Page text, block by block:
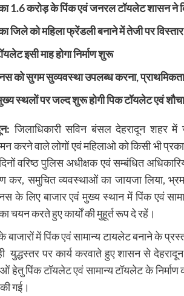
1.6 करोड़ के पिंक एवं जनरल टॉयलेट शासन ने
जिले को महिला फ्रेंडली बनाने में तेजी पर विस्तार
इसी माह होगा निर्माण शुरू
को सुगम सुव्यवस्था उपलब्ध करना,
स्थलों पर जल्द शुरू होगी पिक टॉयलेट एवं
जिलाधिकारी सविन बंसल देहरादून शहर
करने वाले लोगों एवं महिलाओ को किसी भी
वरिष्ठ पुलिस अधीक्षक एवं सम्बंधित
कर, समुचित व्यवस्थाओं का जायजा लिया,
के लिए बाजार एवं मुख्य स्थान में पिंक एवं
चयन करते हुए कार्यों की मुहूर्त रूप दे रहें।
बाजारों में पिंक एवं सामान्य टायलेट बनाने के
युद्धस्तर पर कार्य करवाते हुए शासन से
हेतु पिंक टॉयलेट एवं सामान्य टॉयलेट के निर्माण
गई।